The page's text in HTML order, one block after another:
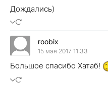
Дождались)
roobix
15 мая 2017 11:33
Большое спасибо Хатаб!